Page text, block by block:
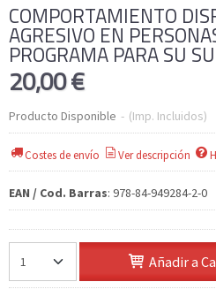
COMPORTAMIENTO
AGRESIVO EN
PROGRAMA PARA SU
20,00 €
Producto Disponible - (Imp. Incluidos)
Costes de envío Ver descripción
EAN / Cod. Barras: 978-84-949284-2-0
Añadir a